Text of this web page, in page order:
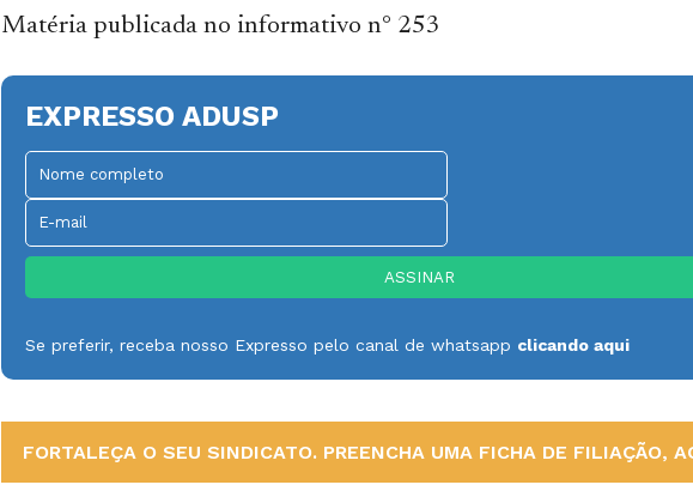
Matéria publicada no informativo n° 253
EXPRESSO ADUSP
Se preferir, receba nosso Expresso pelo canal de whatsapp clicando aqui
FORTALEÇA O SEU SINDICATO. PREENCHA UMA FICHA DE FILIAÇÃO,